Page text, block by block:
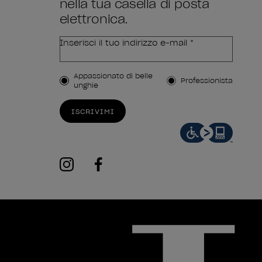
nella tua casella di posta
elettronica.
Inserisci il tuo indirizzo e-mail *
Tipo di cliente
Appassionato di belle
unghie
Professionista
ISCRIVIMI